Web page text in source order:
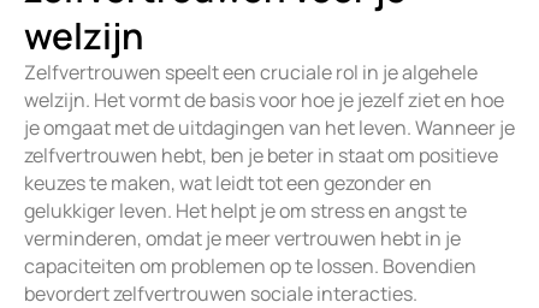
welzijn
Zelfvertrouwen speelt een cruciale rol in je algehele
welzijn. Het vormt de basis voor hoe je jezelf ziet en hoe
je omgaat met de uitdagingen van het leven. Wanneer je
zelfvertrouwen hebt, ben je beter in staat om positieve
keuzes te maken, wat leidt tot een gezonder en
gelukkiger leven. Het helpt je om stress en angst te
verminderen, omdat je meer vertrouwen hebt in je
capaciteiten om problemen op te lossen. Bovendien
bevordert zelfvertrouwen sociale interacties.